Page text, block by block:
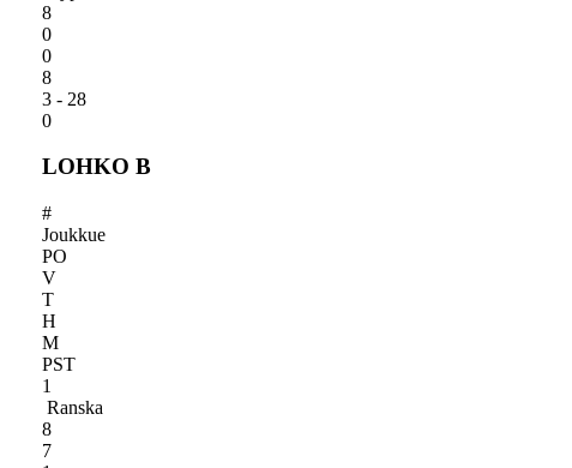
8
0
0
8
3 - 28
0
LOHKO B
#
Joukkue
PO
V
T
H
M
PST
1
Ranska
8
7